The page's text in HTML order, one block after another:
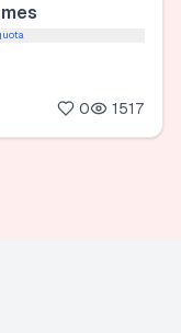
0 1517